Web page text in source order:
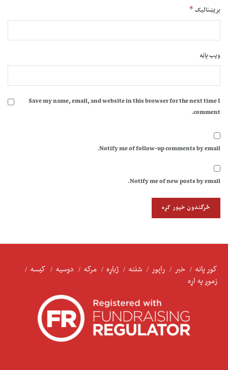
بریښنالیک*
ویب پاڼه
Save my name, email, and website in this browser for the next time I
comment.
Notify me of follow-up comments by email.
Notify me of new posts by email.
کور پانه خبر راپور شننه ژباړه مرکه دوسیه
کیسه
زموږ په اړه